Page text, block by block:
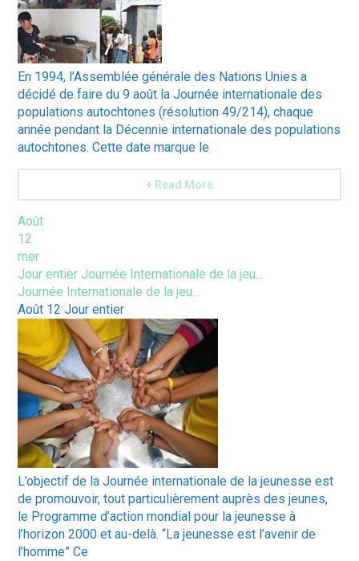
En 1994, l’Assemblée générale des Nations Unies a
décidé de faire du 9 août la Journée internationale des
populations autochtones (résolution 49/214), chaque
année pendant la Décennie internationale des populations
autochtones. Cette date marque le
+ Read More
Août
12
mer
Jour entierJournée Internationale de la jeu...
Journée Internationale de la jeu...
Août 12Jour entier
L’objectif de la Journée internationale de la jeunesse est
de promouvoir, tout particulièrement auprès des jeunes,
le Programme d’action mondial pour la jeunesse à
l’horizon 2000 et au-delà. “La jeunesse est l’avenir de
l’homme” Ce